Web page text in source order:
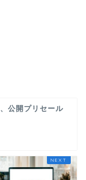
公開プリセール